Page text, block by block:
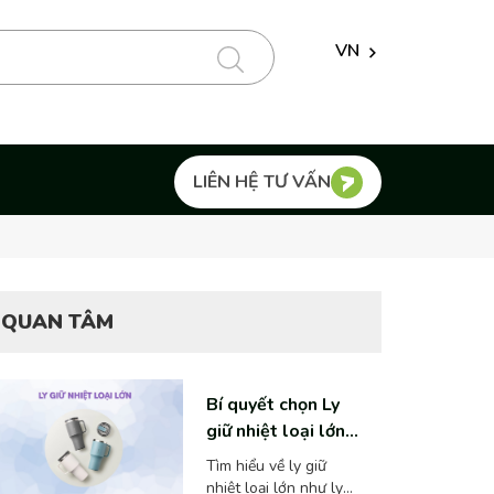
VN
LIÊN HỆ TƯ VẤN
QUAN TÂM
Bí quyết chọn Ly
giữ nhiệt loại lớn
(1L, 1.5L, 2L)
chuẩn gu bạn!
Tìm hiểu về ly giữ
nhiệt loại lớn như ly